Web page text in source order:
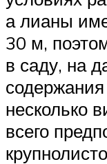
а лианы
30 м,
в саду, на
несколько
всего